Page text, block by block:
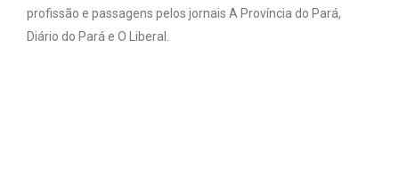
profissão e passagens pelos jornais A Província do Pará,
Diário do Pará e O Liberal.